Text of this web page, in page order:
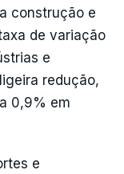
construção e
de variação
e
redução,
0,9% em
e